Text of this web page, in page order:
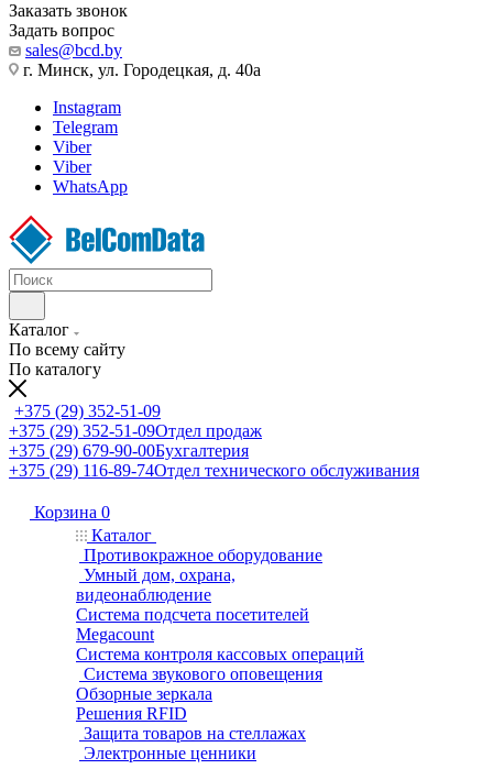
Заказать звонок
Задать вопрос
sales@bcd.by
г. Минск, ул. Городецкая, д. 40а
Instagram
Telegram
Viber
Viber
WhatsApp
Каталог
По всему сайту
По каталогу
+375 (29) 352-51-09
+375 (29) 352-51-09Отдел продаж
+375 (29) 679-90-00Бухгалтерия
+375 (29) 116-89-74Отдел технического обслуживания
Корзина 0
Каталог
Противокражное оборудование
Умный дом, охрана,
видеонаблюдение
Система подсчета посетителей
Megacount
Система контроля кассовых операций
Система звукового оповещения
Обзорные зеркала
Решения RFID
Защита товаров на стеллажах
Электронные ценники